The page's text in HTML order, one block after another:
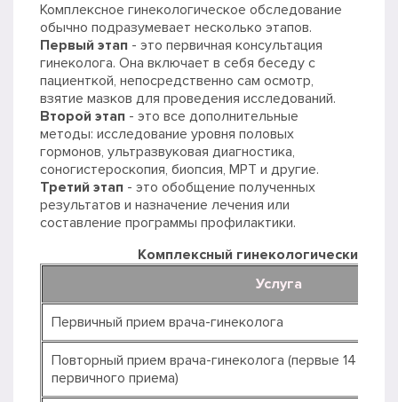
Комплексное гинекологическое обследование
обычно подразумевает несколько этапов.
Первый этап - это первичная консультация
гинеколога. Она включает в себя беседу с
пациенткой, непосредственно сам осмотр,
взятие мазков для проведения исследований.
Второй этап - это все дополнительные
методы: исследование уровня половых
гормонов, ультразвуковая диагностика,
соногистероскопия, биопсия, МРТ и другие.
Третий этап - это обобщение полученных
результатов и назначение лечения или
составление программы профилактики.
Комплексный гинекологический
Услуга
Первичный прием врача-гинеколога
Повторный прием врача-гинеколога (первые 14 дней
первичного приема)